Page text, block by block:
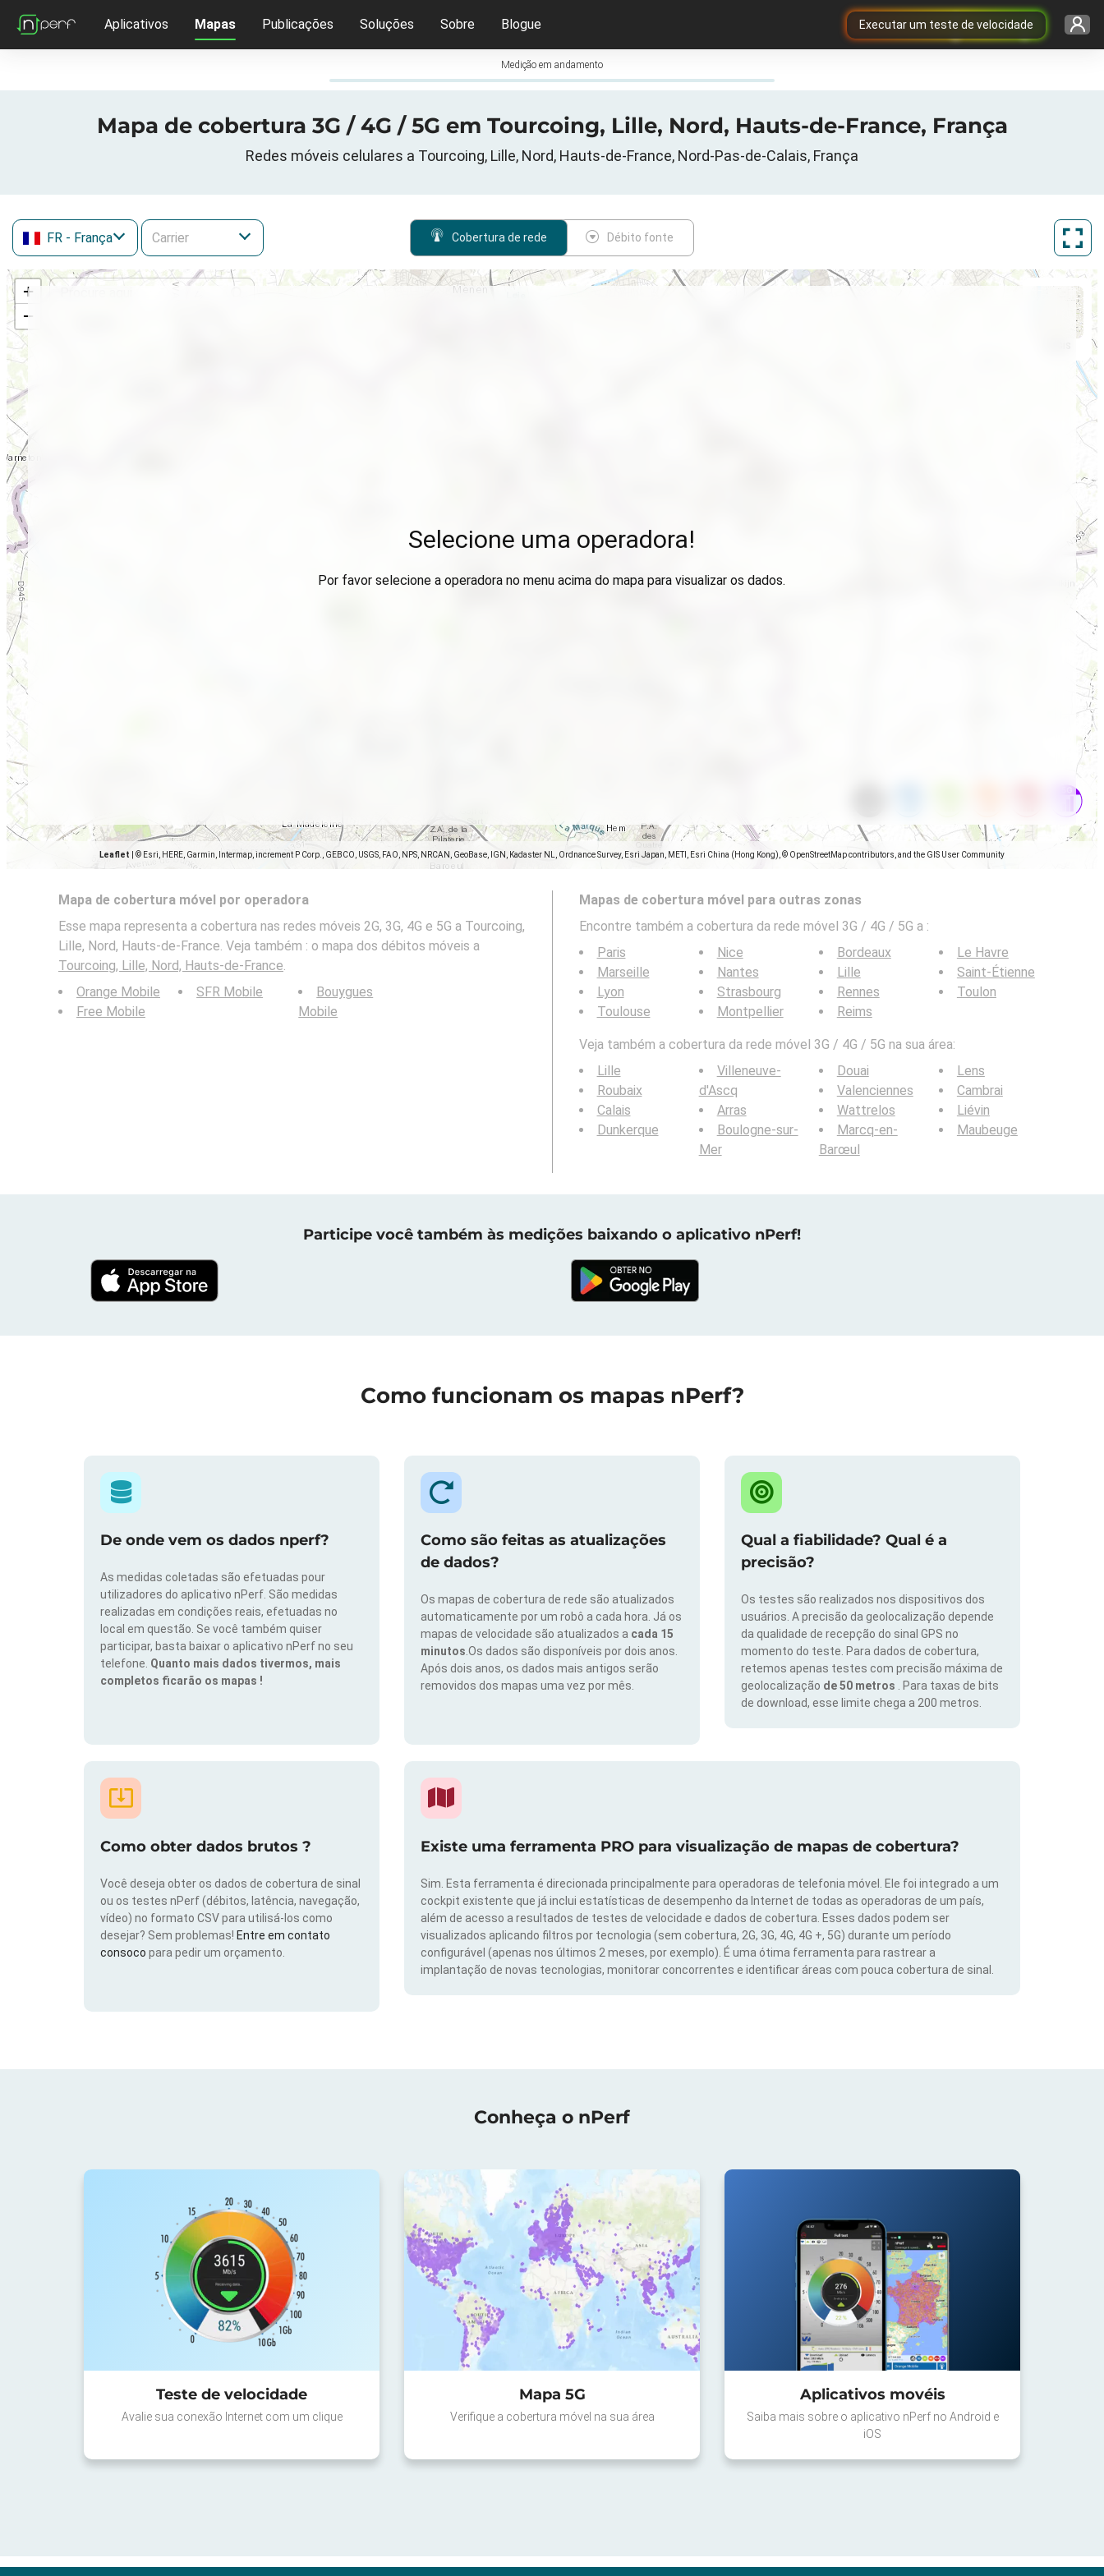
Executar um teste de velocidade
Aplicativos Mapas Publicações Soluções Sobre Blogue
Medição em andamento
Mapa de cobertura 3G / 4G / 5G em Tourcoing, Lille, Nord, Hauts-de-France, França
Redes móveis celulares a Tourcoing, Lille, Nord, Hauts-de-France, Nord-Pas-de-Calais, França
FR - França Cobertura de rede Débito fonte
+
−
Leaflet © Esri, HERE, Garmin, Intermap, increment P Corp., GEBCO, USGS, FAO, NPS, NRCAN, GeoBase, IGN, Kadaster NL, Ordnance Survey, Esri Japan, METI, Esri China (Hong Kong), © OpenStreetMap contributors, and the GIS User Community
Selecione uma operadora!
Por favor selecione a operadora no menu acima do mapa para visualizar os dados.
Mapa de cobertura móvel por operadora
Esse mapa representa a cobertura nas redes móveis 2G, 3G, 4G e 5G a Tourcoing,
Lille, Nord, Hauts-de-France. Veja também : o mapa dos débitos móveis a
Tourcoing, Lille, Nord, Hauts-de-France.
Orange Mobile
Free Mobile
SFR Mobile
Bouygues
Mobile
Mapas de cobertura móvel para outras zonas
Encontre também a cobertura da rede móvel 3G / 4G / 5G a :
Paris
Marseille
Lyon
Toulouse
Nice
Nantes
Strasbourg
Montpellier
Bordeaux
Lille
Rennes
Reims
Le Havre
Saint-Étienne
Toulon
Veja também a cobertura da rede móvel 3G / 4G / 5G na sua área:
Lille
Roubaix
Calais
Dunkerque
Villeneuve-
d'Ascq
Arras
Boulogne-sur-
Mer
Douai
Valenciennes
Wattrelos
Marcq-en-
Barœul
Lens
Cambrai
Liévin
Maubeuge
Participe você também às medições baixando o aplicativo nPerf!
Como funcionam os mapas nPerf?
De onde vem os dados nperf?
As medidas coletadas são efetuadas pour
utilizadores do aplicativo nPerf. São medidas
realizadas em condições reais, efetuadas no
local em questão. Se você também quiser
participar, basta baixar o aplicativo nPerf no seu
telefone. Quanto mais dados tivermos, mais
completos ficarão os mapas !
Como são feitas as atualizações
de dados?
Os mapas de cobertura de rede são atualizados
automaticamente por um robô a cada hora. Já os
mapas de velocidade são atualizados a cada 15
minutos .Os dados são disponíveis por dois anos.
Após dois anos, os dados mais antigos serão
removidos dos mapas uma vez por mês.
Qual a fiabilidade? Qual é a
precisão?
Os testes são realizados nos dispositivos dos
usuários. A precisão da geolocalização depende
da qualidade de recepção do sinal GPS no
momento do teste. Para dados de cobertura,
retemos apenas testes com precisão máxima de
geolocalização de 50 metros
. Para taxas de bits
de download, esse limite chega a 200 metros.
Como obter dados brutos ?
Você deseja obter os dados de cobertura de sinal
ou os testes nPerf (débitos, latência, navegação,
vídeo) no formato CSV para utilisá-los como
desejar? Sem problemas! Entre em contato
consoco para pedir um orçamento.
Existe uma ferramenta PRO para visualização de mapas de cobertura?
Sim. Esta ferramenta é direcionada principalmente para operadoras de telefonia móvel. Ele foi integrado a um
cockpit existente que já inclui estatísticas de desempenho da Internet de todas as operadoras de um país,
além de acesso a resultados de testes de velocidade e dados de cobertura. Esses dados podem ser
visualizados aplicando filtros por tecnologia (sem cobertura, 2G, 3G, 4G, 4G +, 5G) durante um período
configurável (apenas nos últimos 2 meses, por exemplo). É uma ótima ferramenta para rastrear a
implantação de novas tecnologias, monitorar concorrentes e identificar áreas com pouca cobertura de sinal.
Conheça o nPerf
Teste de velocidade
Avalie sua conexão Internet com um clique
Mapa 5G
Verifique a cobertura móvel na sua área
Aplicativos movéis
Saiba mais sobre o aplicativo nPerf no Android e
iOS